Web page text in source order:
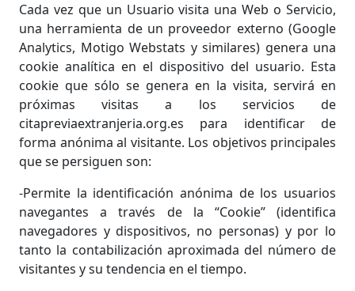
Cada vez que un Usuario visita una Web o Servicio,
una herramienta de un proveedor externo (Google
Analytics, Motigo Webstats y similares) genera una
cookie analítica en el dispositivo del usuario. Esta
cookie que sólo se genera en la visita, servirá en
próximas visitas a los servicios de
citapreviaextranjeria.org.es para identificar de
forma anónima al visitante. Los objetivos principales
que se persiguen son:
-Permite la identificación anónima de los usuarios
navegantes a través de la “Cookie” (identifica
navegadores y dispositivos, no personas) y por lo
tanto la contabilización aproximada del número de
visitantes y su tendencia en el tiempo.